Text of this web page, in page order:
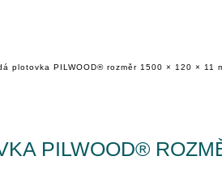
plotovka PILWOOD® rozměr 1500 × 120 × 11
PILWOOD®